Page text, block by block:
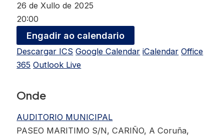
26 de Xullo de 2025
20:00
Engadir ao calendario
Descargar ICS Google Calendar iCalendar Office
365 Outlook Live
Onde
AUDITORIO MUNICIPAL
PASEO MARITIMO S/N, CARIÑO, A Coruña,